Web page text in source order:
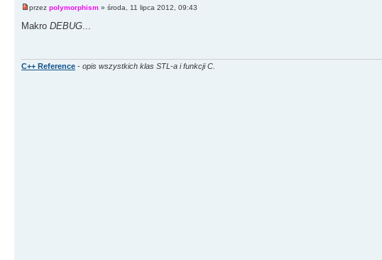
przez polymorphism » środa, 11 lipca 2012, 09:43
Makro DEBUG
C++ Reference - opis wszystkich klas STL-a i funkcji C.